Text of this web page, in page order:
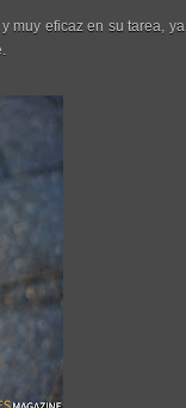
muy eficaz en su tarea, ya